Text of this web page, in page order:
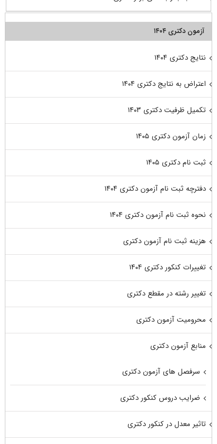
آزمون دکتری ۱۴۰۴
نتایج دکتری ۱۴۰۴
اعتراض به نتایج دکتری ۱۴۰۴
تکمیل ظرفیت دکتری ۱۴۰۳
زمان آزمون دکتری ۱۴۰۵
ثبت نام دکتری ۱۴۰۵
دفترچه ثبت نام آزمون دکتری ۱۴۰۴
نحوه ثبت نام آزمون دکتری ۱۴۰۴
هزینه ثبت نام آزمون دکتری
تغییرات کنکور دکتری ۱۴۰۴
تغییر رشته در مقطع دکتری
محرومیت آزمون دکتری
منابع آزمون دکتری
سرفصل های آزمون دکتری
ضرایب دروس کنکور دکتری
تاثیر معدل در کنکور دکتری